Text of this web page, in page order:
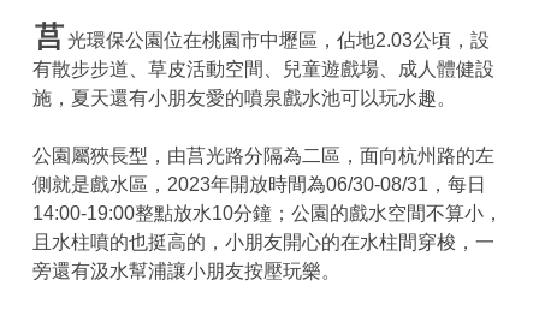
莒光環保公園位在桃園市中壢區，佔地2.03公頃，設
有散步步道、草皮活動空間、兒童遊戲場、成人體健設
施，夏天還有小朋友愛的噴泉戲水池可以玩水趣。
公園屬狹長型，由莒光路分隔為二區，面向杭州路的左
側就是戲水區，2023年開放時間為06/30-08/31，每日
14:00-19:00整點放水10分鐘；公園的戲水空間不算小，
且水柱噴的也挺高的，小朋友開心的在水柱間穿梭，一
旁還有汲水幫浦讓小朋友按壓玩樂。